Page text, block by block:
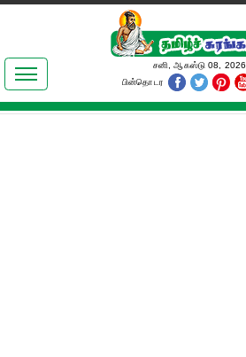
இலக்கியங்கள்
தமிழ் உலகம்
சனி, ஆகஸ்டு 08, 2026
பின்தொடர